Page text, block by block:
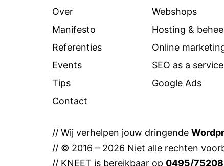
Over
Manifesto
Referenties
Events
Tips
Contact
Webshops
Hosting &
Online
SEO as a service
Google Ads
// Wij verhelpen jouw dringende
// © 2016 – 2026 Niet alle rechten
// KNEET is bereikbaar op 0495/